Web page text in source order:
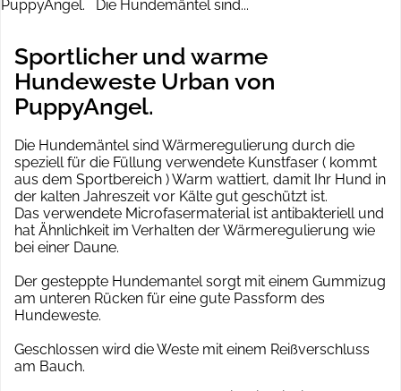
PuppyAngel. Die Hundemäntel sind...
Sportlicher und warme
Hundeweste Urban von
PuppyAngel.
Die Hundemäntel sind Wärmeregulierung durch die
speziell für die Füllung verwendete Kunstfaser ( kommt
aus dem Sportbereich ) Warm wattiert, damit Ihr Hund in
der kalten Jahreszeit vor Kälte gut geschützt ist.
Das verwendete Microfasermaterial ist antibakteriell und
hat Ähnlichkeit im Verhalten der Wärmeregulierung wie
bei einer Daune.
Der gesteppte Hundemantel sorgt mit einem Gummizug
am unteren Rücken für eine gute Passform des
Hundeweste.
Geschlossen wird die Weste mit einem Reißverschluss
am Bauch.